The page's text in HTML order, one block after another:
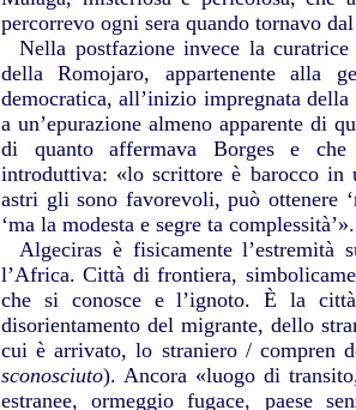
percorrevo ogni sera quando tornavo
Nella postfazione invece la curatrice
della Romojaro, appartenente alla
democratica, all’inizio impregnata
a un’epurazione almeno apparente di
di quanto affermava Borges e
introduttiva: «lo scrittore è barocco in
astri gli sono favorevoli, può ottenere
‘ma la modesta e segre ta complessità’».
Algeciras è fisicamente l’estremità
l’Africa. Città di frontiera,
che si conosce e l’ignoto. È la
disorientamento del migrante, dello
cui è arrivato, lo straniero / compren
sconosciuto). Ancora «luogo di
estranee, ormeggio fugace, paese